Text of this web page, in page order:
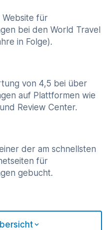
für
bei den World Travel
in Folge).
von 4,5 bei über
auf Plattformen wie
Review Center.
der am schnellsten
für
gebucht.